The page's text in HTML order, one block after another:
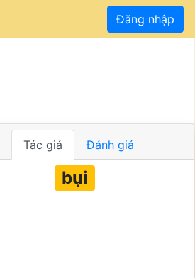
Đăng nhập
Tác giả Đánh giá
bụi